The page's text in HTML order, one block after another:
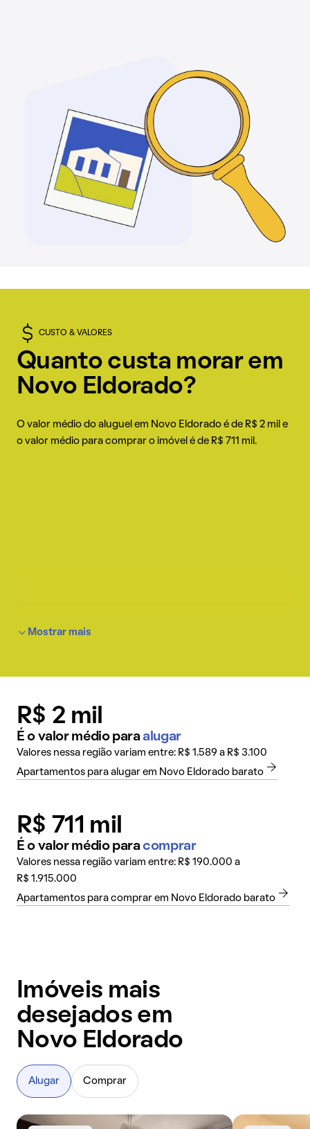
CUSTO & VALORES
Quanto custa morar em
Novo Eldorado?
O valor médio do aluguel em Novo Eldorado é de R$ 2 mil e
o valor médio para comprar o imóvel é de R$ 711 mil.
Mostrar mais
R$ 2 mil
É o valor médio para alugar
Valores nessa região variam entre: R$ 1.589 a R$ 3.100
Apartamentos para alugar em Novo Eldorado barato
R$ 711 mil
É o valor médio para comprar
Valores nessa região variam entre: R$ 190.000 a
R$ 1.915.000
Apartamentos para comprar em Novo Eldorado barato
Imóveis mais
desejados em
Novo Eldorado
Alugar Comprar